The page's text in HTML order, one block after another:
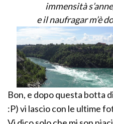
immensità
e il naufragar m’è
Bon, e dopo questa botta
:P) vi lascio con le ultime